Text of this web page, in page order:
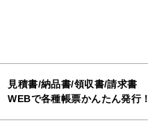
見積書/納品書/領収書/請求書
WEBで各種帳票かんたん発行！